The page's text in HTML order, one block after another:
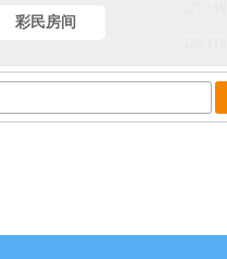
125-119
125-119
彩民房间